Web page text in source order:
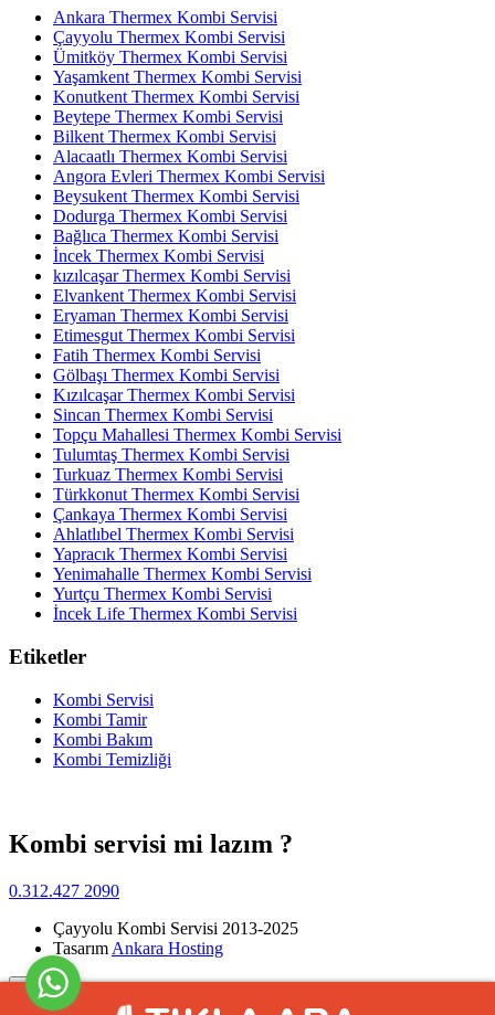
Ankara Thermex Kombi Servisi
Çayyolu Thermex Kombi Servisi
Ümitköy Thermex Kombi Servisi
Yaşamkent Thermex Kombi Servisi
Konutkent Thermex Kombi Servisi
Beytepe Thermex Kombi Servisi
Bilkent Thermex Kombi Servisi
Alacaatlı Thermex Kombi Servisi
Angora Evleri Thermex Kombi Servisi
Beysukent Thermex Kombi Servisi
Dodurga Thermex Kombi Servisi
Bağlıca Thermex Kombi Servisi
İncek Thermex Kombi Servisi
kızılcaşar Thermex Kombi Servisi
Elvankent Thermex Kombi Servisi
Eryaman Thermex Kombi Servisi
Etimesgut Thermex Kombi Servisi
Fatih Thermex Kombi Servisi
Gölbaşı Thermex Kombi Servisi
Kızılcaşar Thermex Kombi Servisi
Sincan Thermex Kombi Servisi
Topçu Mahallesi Thermex Kombi Servisi
Tulumtaş Thermex Kombi Servisi
Turkuaz Thermex Kombi Servisi
Türkkonut Thermex Kombi Servisi
Çankaya Thermex Kombi Servisi
Ahlatlıbel Thermex Kombi Servisi
Yapracık Thermex Kombi Servisi
Yenimahalle Thermex Kombi Servisi
Yurtçu Thermex Kombi Servisi
İncek Life Thermex Kombi Servisi
Etiketler
Kombi Servisi
Kombi Tamir
Kombi Bakım
Kombi Temizliği
Kombi servisi mi lazım ?
0.312.427 2090
Çayyolu Kombi Servisi 2013-2025
Tasarım Ankara Hosting
Yukarı